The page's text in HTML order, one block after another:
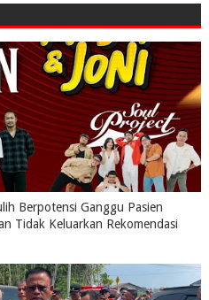
Berpotensi Ganggu Pasien
Tidak Keluarkan Rekomendasi